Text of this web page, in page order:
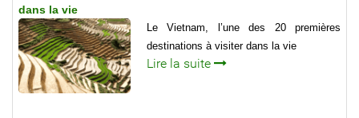
dans la vie
Le Vietnam, l’une des 20 premières
destinations à visiter dans la vie
Lire la suite